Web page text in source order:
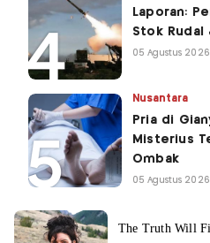
Laporan:
Stok Rudal
05 Agustus 2026
Nusantara
Pria di
Misterius
Ombak
05 Agustus 2026